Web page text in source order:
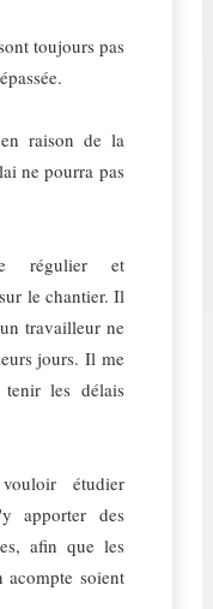
toujours pas
raison de la
ne pourra pas
régulier et
le chantier. Il
travailleur ne
jours. Il me
les délais
étudier
apporter des
afin que les
acompte soient